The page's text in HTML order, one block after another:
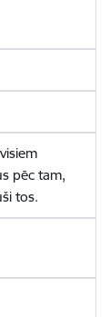
pēc tam,
tos.